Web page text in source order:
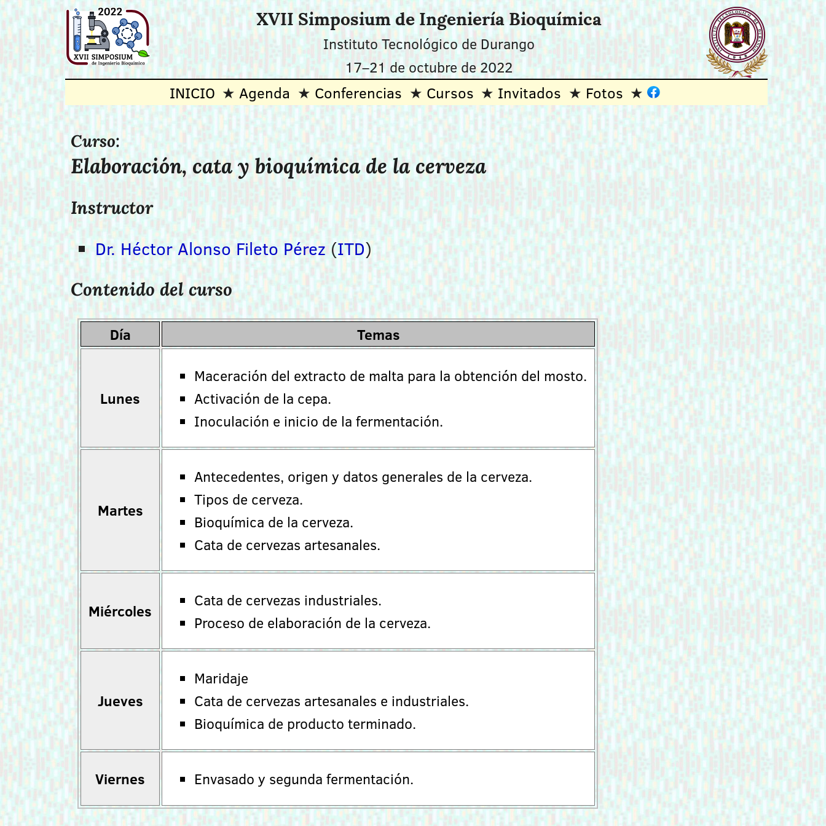
XVII Simposium de Ingeniería Bioquímica
Instituto Tecnológico de Durango
17–21 de octubre de 2022
INICIO Agenda Conferencias Cursos Invitados Fotos
Curso:
Elaboración, cata y bioquímica de la cerveza
Instructor
Dr. Héctor Alonso Fileto Pérez(ITD)
Contenido del curso
Día Temas
Lunes
Maceración del extracto de malta para la obtención del mosto.
Activación de la cepa.
Inoculación e inicio de la fermentación.
Martes
Antecedentes, origen y datos generales de la cerveza.
Tipos de cerveza.
Bioquímica de la cerveza.
Cata de cervezas artesanales.
Miércoles
Cata de cervezas industriales.
Proceso de elaboración de la cerveza.
Jueves
Maridaje
Cata de cervezas artesanales e industriales.
Bioquímica de producto terminado.
Viernes Envasado y segunda fermentación.